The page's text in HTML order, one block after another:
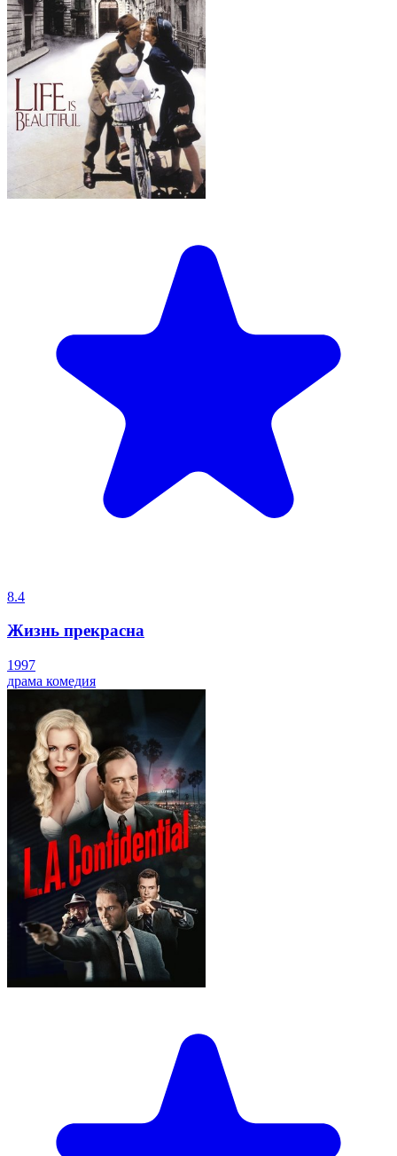
8.4
Жизнь прекрасна
1997
драма комедия